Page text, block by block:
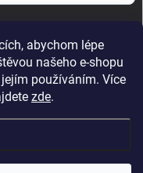
abychom lépe
našeho e-shopu
používáním. Více
zde.